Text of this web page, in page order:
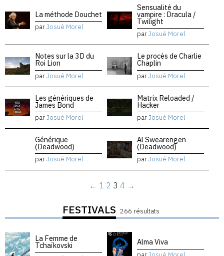
La méthode Douchet
parJosué Morel
Sensualité du
vampire : Dracula /
Twilight
parJosué Morel
Notes sur la 3D du
Roi Lion
parJosué Morel
Le procès de Charlie
Chaplin
parJosué Morel
Les génériques de
James Bond
parJosué Morel
Matrix Reloaded /
Hacker
parJosué Morel
Générique
(Deadwood)
parJosué Morel
Al Swearengen
(Deadwood)
parJosué Morel
← 1 2 3 4 →
FESTIVALS 266 résultats
La Femme de
Tchaïkovski Alma Viva